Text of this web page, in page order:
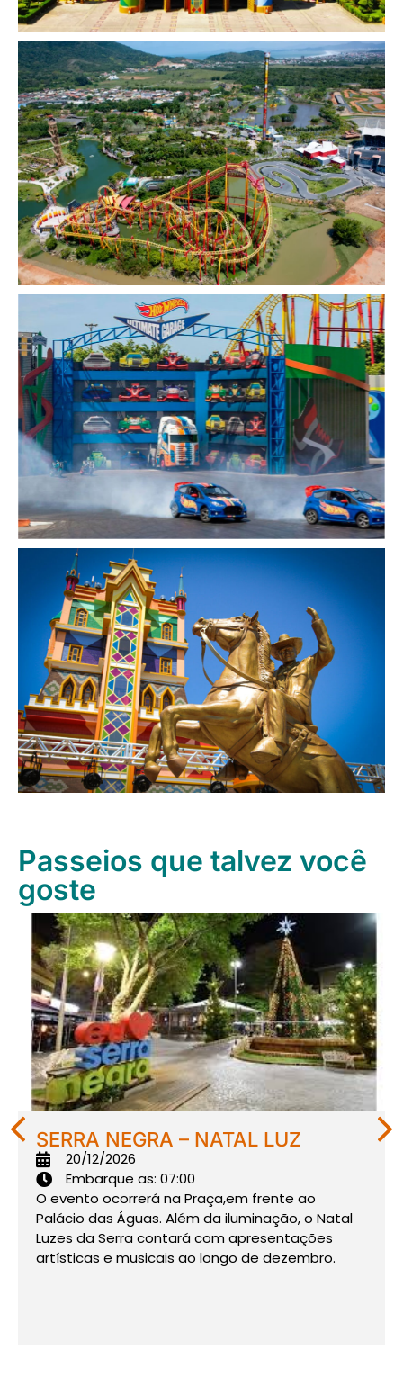
Passeios que talvez você
goste
BALNEÁRIO CAMBURIÚ – SC
25/04/2026
Embarque as: 21:30
Em BC, você sobe de bondinho no Parque
Unipraias e desce nas águas cristalinas de
Laranjeiras.
Depois, roda na FG Big Wheel e vê
a cidade inteira.